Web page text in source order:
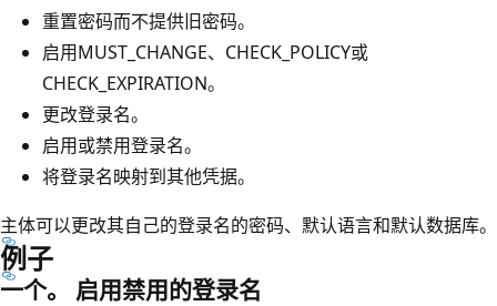
重置密码而不提供旧密码。
启用MUST_CHANGE、CHECK_POLICY或
CHECK_EXPIRATION。
更改登录名。
启用或禁用登录名。
将登录名映射到其他凭据。
主体可以更改其自己的登录名的密码、默认语言和默认数据库。
例子
一个。 启用禁用的登录名